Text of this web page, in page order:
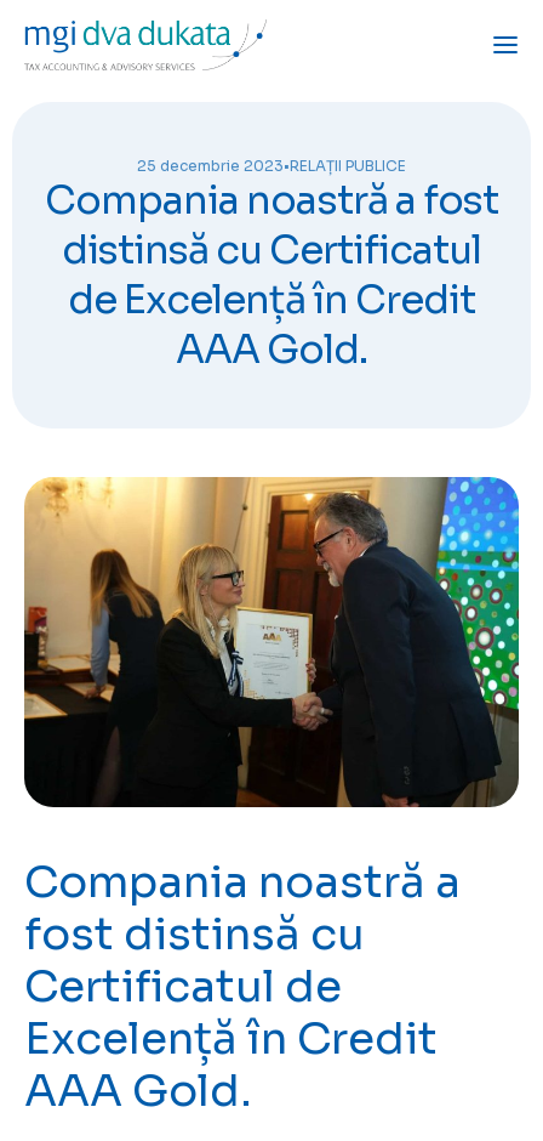
25 decembrie 2023•RELAȚII PUBLICE
Compania noastră a fost
distinsă cu Certificatul
de Excelență în Credit
AAA Gold.
Compania noastră a
fost distinsă cu
Certificatul de
Excelență în Credit
AAA Gold.